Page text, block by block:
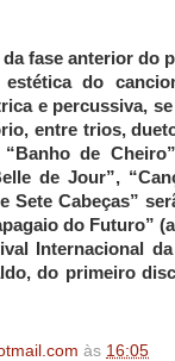
fase anterior do
do
e percussiva,
entre trios,
de
de Jour”,
Sete Cabeças”
do Futuro”
Internacional
do primeiro
às 16:05